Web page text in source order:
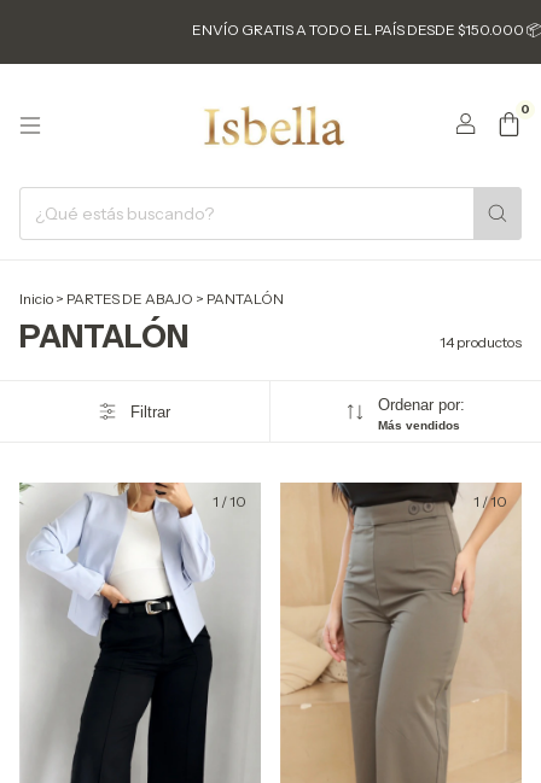
ENVÍO GRATIS A TODO EL PAÍS DESDE $150.000 📦 3
0
Inicio > PARTES DE ABAJO > PANTALÓN
PANTALÓN 14 productos
Filtrar Ordenar por:
Más vendidos
1 /10 1 /10